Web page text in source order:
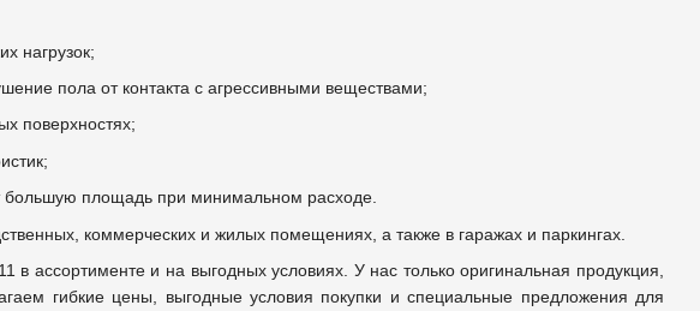
нагрузок;
пола от контакта с агрессивными веществами;
поверхностях;
большую площадь при минимальном расходе.
коммерческих и жилых помещениях, а также в гаражах и паркингах.
ассортименте и на выгодных условиях. У нас только оригинальная продукция,
гибкие цены, выгодные условия покупки и специальные предложения для